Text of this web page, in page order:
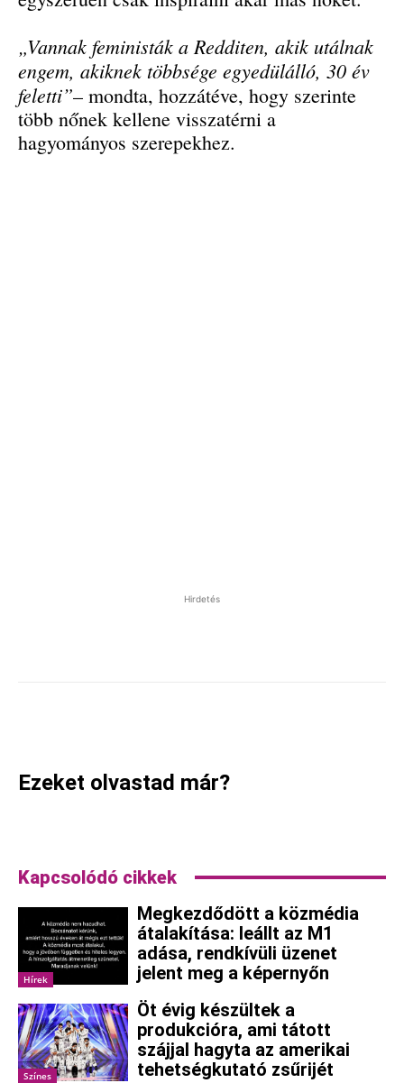
„Vannak feministák a Redditen, akik utálnak
engem, akiknek többsége egyedülálló, 30 év
feletti”– mondta, hozzátéve, hogy szerinte
több nőnek kellene visszatérni a
hagyományos szerepekhez.
Hirdetés
Ezeket olvastad már?
Kapcsolódó cikkek
Hírek
Megkezdődött a közmédia
átalakítása: leállt az M1
adása, rendkívüli üzenet
jelent meg a képernyőn
Színes
Öt évig készültek a
produkcióra, ami tátott
szájjal hagyta az amerikai
tehetségkutató zsűrijét